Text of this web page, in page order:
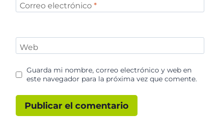
Correo electrónico *
Web
Guarda mi nombre, correo electrónico y web en
este navegador para la próxima vez que comente.